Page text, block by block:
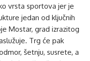
vrsta sportova jer je
jedan od ključnih
Mostar, grad izrazitog
Trg će pak
šetnju, susrete, a